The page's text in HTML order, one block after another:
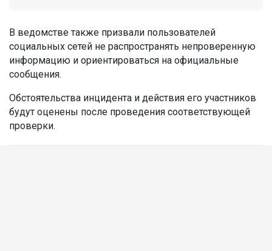
В ведомстве также призвали пользователей
социальных сетей не распространять непроверенную
информацию и ориентироваться на официальные
сообщения.
Обстоятельства инцидента и действия его участников
будут оценены после проведения соответствующей
проверки.